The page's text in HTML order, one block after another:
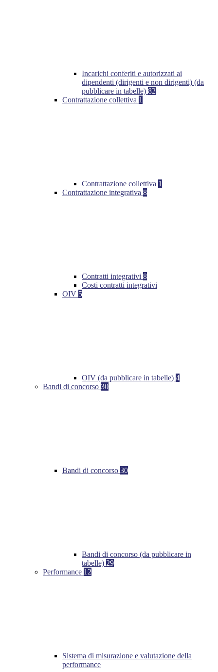
Incarichi conferiti e autorizzati ai
dipendenti (dirigenti e non dirigenti) (da
pubblicare in tabelle) 82
Contrattazione collettiva 1
Contrattazione collettiva 1
Contrattazione integrativa 8
Contratti integrativi 8
Costi contratti integrativi
OIV 5
OIV (da pubblicare in tabelle) 4
Bandi di concorso 30
Bandi di concorso 30
Bandi di concorso (da pubblicare in
tabelle) 29
Performance 12
Sistema di misurazione e valutazione della
performance